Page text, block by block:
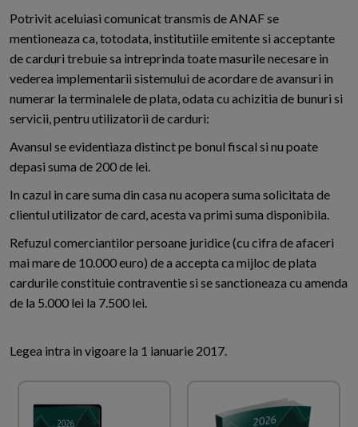
Potrivit aceluiasi comunicat transmis de ANAF se
mentioneaza ca, totodata, institutiile emitente si acceptante
de carduri trebuie sa intreprinda toate masurile necesare in
vederea implementarii sistemului de acordare de avansuri in
numerar la terminalele de plata, odata cu achizitia de bunuri si
servicii, pentru utilizatorii de carduri:
Avansul se evidentiaza distinct pe bonul fiscal si nu poate
depasi suma de 200 de lei.
In cazul in care suma din casa nu acopera suma solicitata de
clientul utilizator de card, acesta va primi suma disponibila.
Refuzul comerciantilor persoane juridice (cu cifra de afaceri
mai mare de 10.000 euro) de a accepta ca mijloc de plata
cardurile constituie contraventie si se sanctioneaza cu amenda
de la 5.000 lei la 7.500 lei.
Legea intra in vigoare la 1 ianuarie 2017.